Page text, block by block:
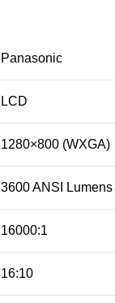
Panasonic
LCD
1280×800 (WXGA)
3600 ANSI Lumens
16000:1
16:10